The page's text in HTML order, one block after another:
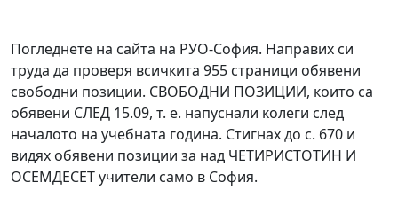
Погледнете на сайта на РУО-София. Направих си
труда да проверя всичкита 955 страници обявени
свободни позиции. СВОБОДНИ ПОЗИЦИИ, които са
обявени СЛЕД 15.09, т. е. напуснали колеги след
началото на учебната година. Стигнах до с. 670 и
видях обявени позиции за над ЧЕТИРИСТОТИН И
ОСЕМДЕСЕТ учители само в София.